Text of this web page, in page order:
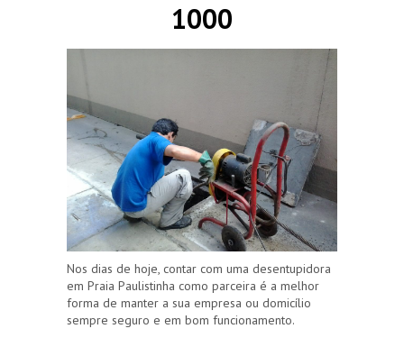
1000
Nos dias de hoje, contar com uma desentupidora
em Praia Paulistinha como parceira é a melhor
forma de manter a sua empresa ou domicílio
sempre seguro e em bom funcionamento.